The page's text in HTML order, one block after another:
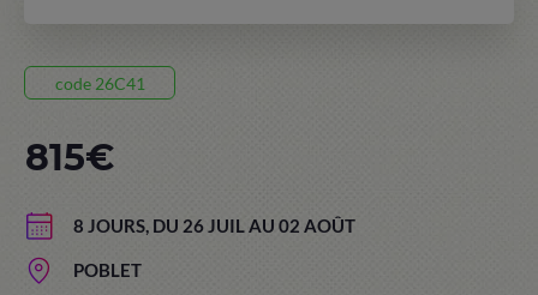
code 26C41
8 JOURS, DU 26 JUIL AU 02 AOÛT
POBLET
815€